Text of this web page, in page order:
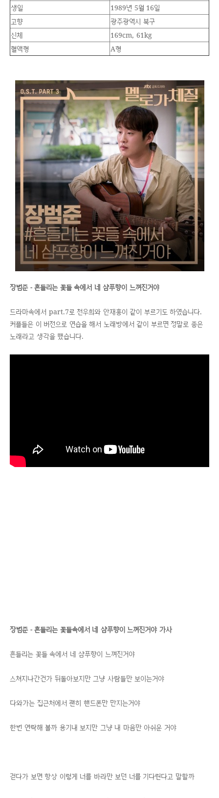
생일
1989년 5월 16일
고향
광주광역시 북구
신체
169cm, 61kg
혈액형
A형
장범준 - 흔들리는 꽃들 속에서 네 샴푸향이 느껴진거야
드라마속에서 part.7로 천우희와 안재홍이 같이 부르기도 하였습니다.
커플들은 이 버전으로 연습을 해서 노래방에서 같이 부르면 정말로 좋은
노래라고 생각을 했습니다.
장범준 - 흔들리는 꽃들속에서 네 샴푸향이 느껴진거야 가사
흔들리는 꽃들 속에서 네 샴푸향이 느껴진거야
스쳐지나간건가 뒤돌아보지만 그냥 사람들만 보이는거야
다와가는 집근처에서 괜히 핸드폰만 만지는거야
한번 연락해 볼까 용기내 보지만 그냥 내 마음만 아쉬운 거야
걷다가 보면 항상 이렇게 너를 바라만 보던 너를 기다린다고 말할까